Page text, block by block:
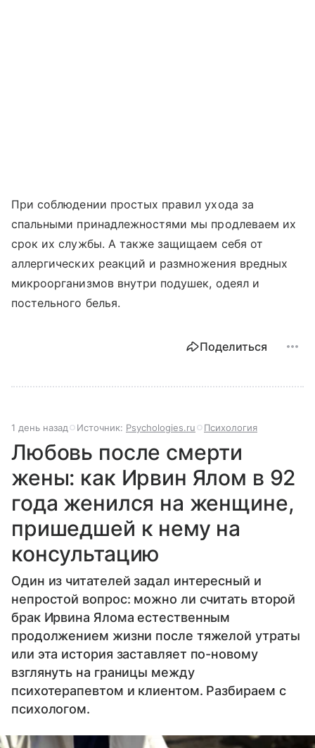
При соблюдении простых правил ухода за
спальными принадлежностями мы продлеваем их
срок их службы. А также защищаем себя от
аллергических реакций и размножения вредных
микроорганизмов внутри подушек, одеял и
постельного белья.
Поделиться
1 день назад Источник: Psychologies.ru Психология
Любовь после смерти
жены: как Ирвин Ялом в 92
года женился на женщине,
пришедшей к нему на
консультацию
Один из читателей задал интересный и
непростой вопрос: можно ли считать второй
брак Ирвина Ялома естественным
продолжением жизни после тяжелой утраты
или эта история заставляет по-новому
взглянуть на границы между
психотерапевтом и клиентом. Разбираем с
психологом.